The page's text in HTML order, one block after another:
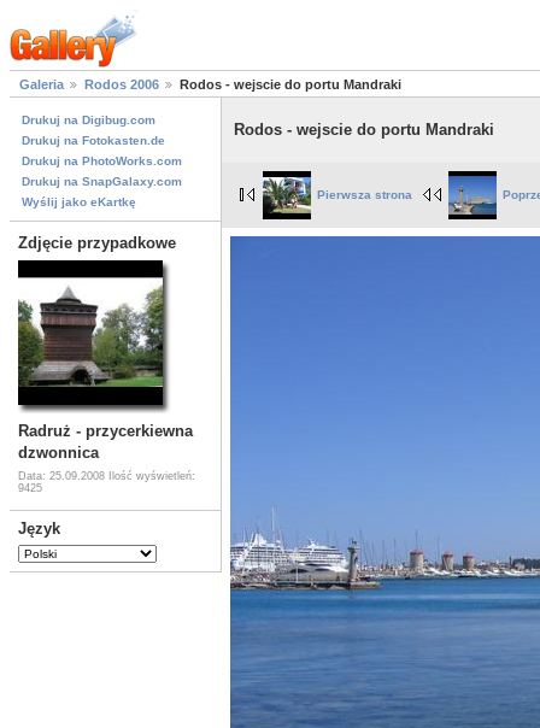
Galeria Rodos 2006 Rodos - wejscie do portu Mandraki
Drukuj na Digibug.com
Drukuj na Fotokasten.de
Drukuj na PhotoWorks.com
Drukuj na SnapGalaxy.com
Wyślij jako eKartkę
Zdjęcie przypadkowe
Radruż - przycerkiewna
dzwonnica
Data: 25.09.2008
Ilość wyświetleń:
9425
Język
Rodos - wejscie do portu Mandraki
Pierwsza strona